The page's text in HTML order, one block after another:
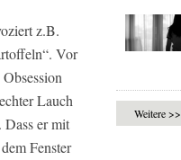
z.B.
Vor
Lauch
Dass er mit
Fenster
Weitere >>